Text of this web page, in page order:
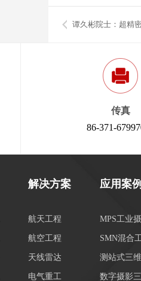
谭久彬院士：超精
传真
86-371-
解决方案
航天工程
航空工程
天线雷达
电气重工
应用案例
MPS工业
SMN混合
测站式三
数字摄影